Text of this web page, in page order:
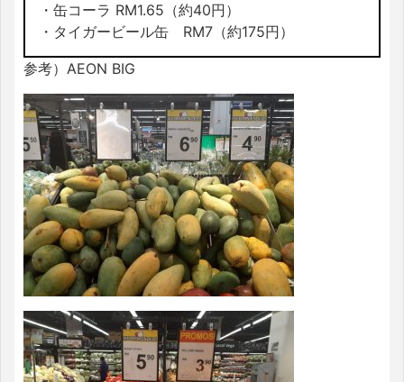
・缶コーラ RM1.65（約40円）
・タイガービール缶 RM7（約175円）
参考）AEON BIG